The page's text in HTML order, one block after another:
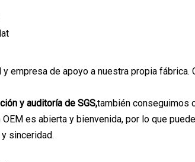
empresa de apoyo a nuestra propia
y auditoría de SGS,también conseguimos
OEM es abierta y bienvenida, por lo que
sinceridad.